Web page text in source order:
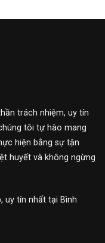
trách nhiệm, uy tín
tôi tự hào mang
hiện bằng sự tận
huyết và không ngừng
uy tín nhất tại Bình